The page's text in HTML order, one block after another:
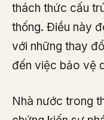
thách thức cấu
thống. Điều này
với những thay
đến việc bảo vệ
Nhà nước trong